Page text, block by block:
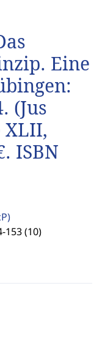
Eine
(Jus
XLII,
ISBN
153 (10)